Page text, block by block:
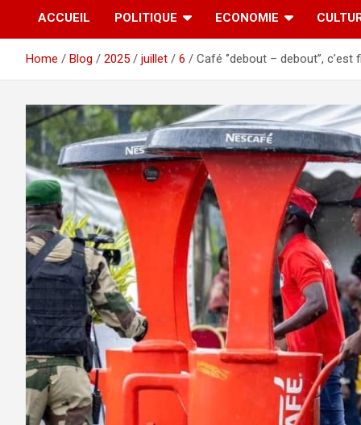
ACCUEIL POLITIQUE ECONOMIE
Home Blog 2025 juillet 6 Café ‘’debout – debout’’, c’est